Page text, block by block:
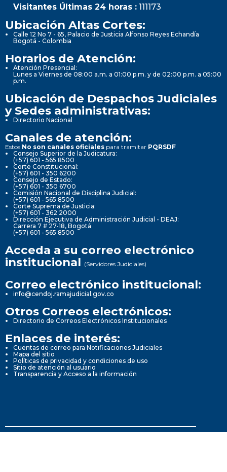
Visitantes Últimas 24 horas : 111173
Ubicación Altas Cortes:
Calle 12 No 7 - 65, Palacio de Justicia Alfonso Reyes Echandía
Bogotá - Colombia
Horarios de Atención:
Atención Presencial:
Lunes a Viernes de 08:00 a.m. a 01:00 p.m. y de 02:00 p.m. a 05:00
p.m.
Ubicación de Despachos Judiciales
y Sedes administrativas:
Directorio Nacional
Canales de atención:
Estos No son canales oficiales para tramitar PQRSDF
Consejo Superior de la Judicatura:
(+57) 601 - 565 8500
Corte Constitucional:
(+57) 601 - 350 6200
Consejo de Estado:
(+57) 601 - 350 6700
Comisión Nacional de Disciplina Judicial:
(+57) 601 - 565 8500
Corte Suprema de Justicia:
(+57) 601 - 362 2000
Dirección Ejecutiva de Administración Judicial - DEAJ:
Carrera 7 # 27-18, Bogotá
(+57) 601 - 565 8500
Acceda a su correo electrónico
institucional (Servidores Judiciales)
Correo electrónico institucional:
info@cendoj.ramajudicial.gov.co
Otros Correos electrónicos:
Directorio de Correos Electrónicos Institucionales
Enlaces de interés:
Cuentas de correo para Notificaciones Judiciales
Mapa del sitio
Políticas de privacidad y condiciones de uso
Sitio de atención al usuario
Transparencia y Acceso a la información